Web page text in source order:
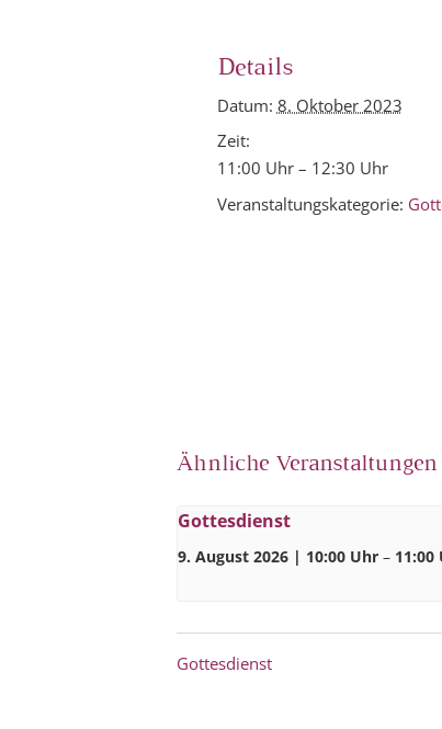
Details
Datum: 8. Oktober 2023
Zeit:
11:00 Uhr – 12:30 Uhr
Veranstaltungskategorie:
Ähnliche Veranstaltungen
Gottesdienst
9. August 2026 | 10:00 Uhr – 11:00
Gottesdienst